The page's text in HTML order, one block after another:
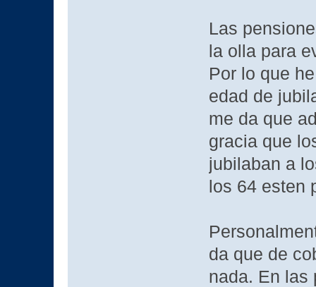
Las
la olla para
Por lo que
edad de
me da que
gracia que
jubilaban a
los 64 esten
da que de
nada. En las